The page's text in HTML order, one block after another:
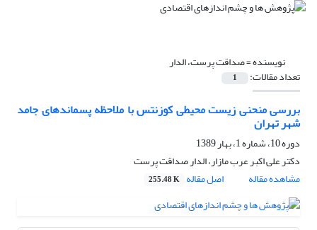
نویسنده =صداقت پرست، الدار
تعداد مقالات: 1
بررسی منحنی زیست محیطی کوزنتس با ملاحظه پسماندهای جامد
شهر تهران
دوره 10، شماره 1، بهار 1389
دکتر علی اکبر عرب مازار، الدار صداقت پرست
مشاهده مقاله
اصل مقاله 255.48 K